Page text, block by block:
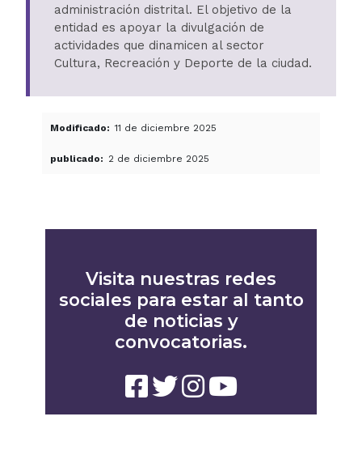
administración distrital. El objetivo de la
entidad es apoyar la divulgación de
actividades que dinamicen al sector
Cultura, Recreación y Deporte de la ciudad.
Modificado 11 de diciembre 2025
publicado 2 de diciembre 2025
Visita nuestras redes
sociales para estar al tanto
de noticias y
convocatorias.